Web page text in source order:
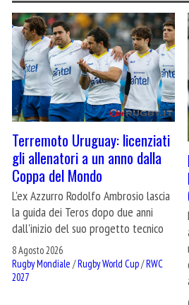
Terremoto Uruguay: licenziati
gli allenatori a un anno dalla
Coppa del Mondo
L'ex Azzurro Rodolfo Ambrosio lascia
la guida dei Teros dopo due anni
dall'inizio del suo progetto tecnico
8 Agosto 2026
Rugby Mondiale /Rugby World Cup/RWC
2027